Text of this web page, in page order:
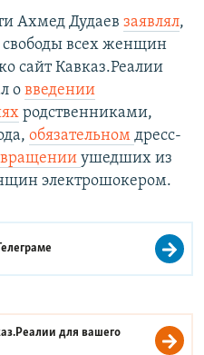
Ахмед Дудаев заявлял,
свободы всех женщин
сайт Кавказ.Реалии
о введении
родственниками,
обязательном дресс-
ушедших из
электрошокером.
для вашего